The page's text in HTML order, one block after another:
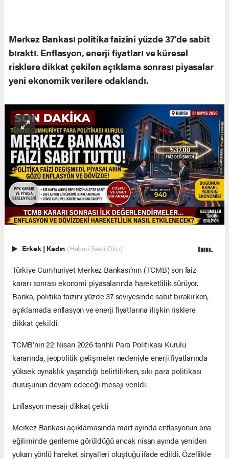
Merkez Bankası politika faizini yüzde 37’de sabit
bıraktı. Enflasyon, enerji fiyatları ve küresel
risklere dikkat çekilen açıklama sonrası piyasalar
yeni ekonomik verilere odaklandı.
Erkek | Kadın (Haberi Sesli Oku)
Türkiye Cumhuriyet Merkez Bankası’nın (TCMB) son faiz
kararı sonrası ekonomi piyasalarında hareketlilik sürüyor.
Banka, politika faizini yüzde 37 seviyesinde sabit bırakırken,
açıklamada enflasyon ve enerji fiyatlarına ilişkin risklere
dikkat çekildi.
TCMB’nin 22 Nisan 2026 tarihli Para Politikası Kurulu
kararında, jeopolitik gelişmeler nedeniyle enerji fiyatlarında
yüksek oynaklık yaşandığı belirtilirken, sıkı para politikası
duruşunun devam edeceği mesajı verildi.
Enflasyon mesajı dikkat çekti
Merkez Bankası açıklamasında mart ayında enflasyonun ana
eğiliminde gerileme görüldüğü ancak nisan ayında yeniden
yukarı yönlü hareket sinyalleri oluştuğu ifade edildi. Özellikle